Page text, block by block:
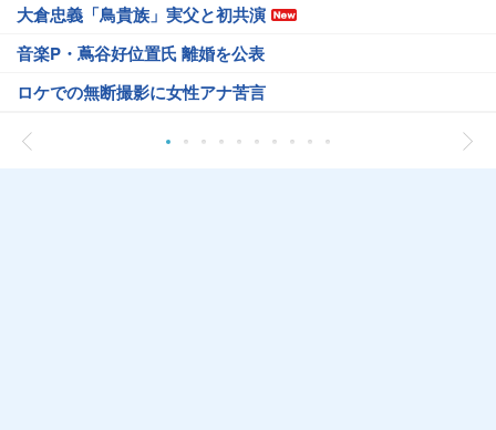
大倉忠義「鳥貴族」実父と初共演
音楽P・蔦谷好位置氏 離婚を公表
ロケでの無断撮影に女性アナ苦言